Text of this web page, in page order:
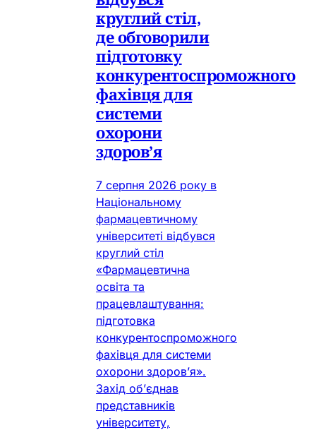
круглий стіл,
де обговорили
підготовку
конкурентоспроможного
фахівця для
системи
охорони
здоров’я
7 серпня 2026 року в
Національному
фармацевтичному
університеті відбувся
круглий стіл
«Фармацевтична
освіта та
працевлаштування:
підготовка
конкурентоспроможного
фахівця для системи
охорони здоров’я».
Захід об’єднав
представників
університету,